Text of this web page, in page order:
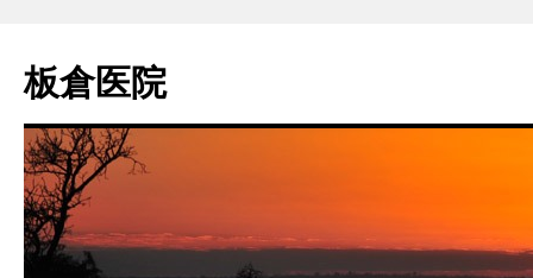
テ
ン
へ
ス
キ
ッ
プ
板倉医院